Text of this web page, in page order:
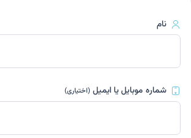
نام
شماره موبایل یا ایمیل(اختیاری)